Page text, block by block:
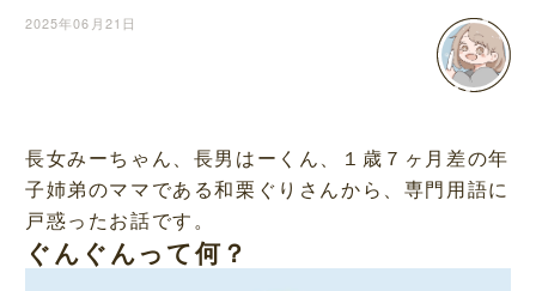
2025年06月21日
長女みーちゃん、長男はーくん、１歳７ヶ月差の年
子姉弟のママである和栗ぐりさんから、専門用語に
戸惑ったお話です。
ぐんぐんって何？